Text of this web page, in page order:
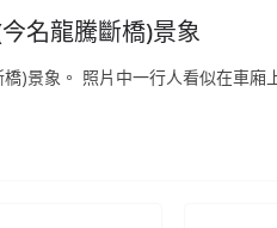
名龍騰斷橋)景象
)景象。 照片中一行人看似在車